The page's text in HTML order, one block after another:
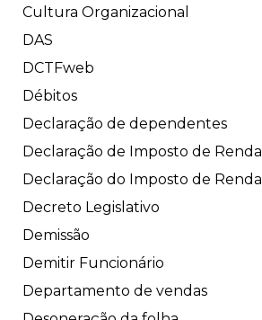
Cultura Organizacional
DAS
DCTFweb
Débitos
Declaração de dependentes
Declaração de Imposto de Renda
Declaração do Imposto de Renda
Decreto Legislativo
Demissão
Demitir Funcionário
Departamento de vendas